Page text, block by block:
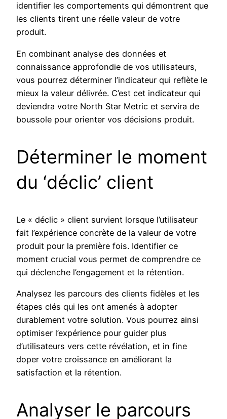
identifier les comportements qui démontrent que
les clients tirent une réelle valeur de votre
produit.
En combinant analyse des données et
connaissance approfondie de vos utilisateurs,
vous pourrez déterminer l’indicateur qui reflète le
mieux la valeur délivrée. C’est cet indicateur qui
deviendra votre North Star Metric et servira de
boussole pour orienter vos décisions produit.
Déterminer le moment
du ‘déclic’ client
Le « déclic » client survient lorsque l’utilisateur
fait l’expérience concrète de la valeur de votre
produit pour la première fois. Identifier ce
moment crucial vous permet de comprendre ce
qui déclenche l’engagement et la rétention.
Analysez les parcours des clients fidèles et les
étapes clés qui les ont amenés à adopter
durablement votre solution. Vous pourrez ainsi
optimiser l’expérience pour guider plus
d’utilisateurs vers cette révélation, et in fine
doper votre croissance en améliorant la
satisfaction et la rétention.
Analyser le parcours